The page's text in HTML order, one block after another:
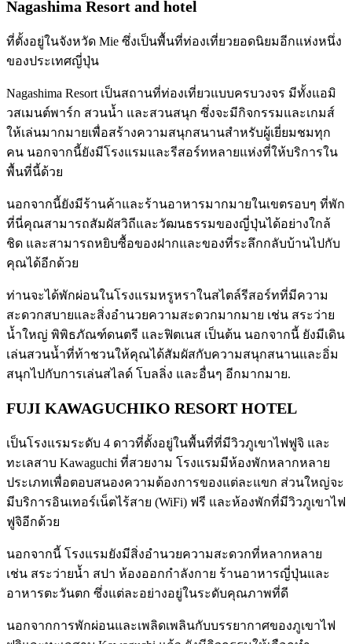
Nagashima Resort and hotel
ที่ตั้งอยู่ในจังหวัด Mie ซึ่งเป็นพื้นที่ท่องเที่ยวยอดนิยมอีกแห่งหนึ่ง
ของประเทศญี่ปุ่น
Nagashima Resort เป็นสถานที่ท่องเที่ยวแบบครบวงจร มีทั้งแอมิ
วสเมนต์พาร์ก สวนน้ำ และสวนสนุก ซึ่งจะมีกิจกรรมและเกมส์
ให้เล่นมากมายเพื่อสร้างความสนุกสนานสำหรับผู้เยี่ยมชมทุก
คน นอกจากนี้ยังมีโรงแรมและรีสอร์ทหลายแห่งที่ให้บริการใน
พื้นที่นี้ด้วย
นอกจากนี้ยังมีร้านค้าและร้านอาหารมากมายในเขตรอบๆ ที่พัก
ที่นี่คุณสามารถสัมผัสวิถีและวัฒนธรรมของญี่ปุ่นได้อย่างใกล้
ชิด และสามารถหยิบซื้อของฝากและของที่ระลึกกลับบ้านไปกับ
คุณได้อีกด้วย
ท่านจะได้พักผ่อนในโรงแรมหรูหราในสไตล์รีสอร์ทที่มีความ
สะดวกสบายและสิ่งอำนวยความสะดวกมากมาย เช่น สระว่าย
น้ำใหญ่ พิพิธภัณฑ์ดนตรี และฟิตเนส เป็นต้น นอกจากนี้ ยังมีเดิน
เล่นสวนน้ำที่ท้าชวนให้คุณได้สัมผัสกับความสนุกสนานและอิ่ม
สนุกไปกับการเล่นสไลด์ โบลลิ่ง และอื่นๆ อีกมากมาย.
FUJI KAWAGUCHIKO RESORT HOTEL
เป็นโรงแรมระดับ 4 ดาวที่ตั้งอยู่ในพื้นที่ที่มีวิวภูเขาไฟฟูจิ และ
ทะเลสาบ Kawaguchi ที่สวยงาม โรงแรมมีห้องพักหลากหลาย
ประเภทเพื่อตอบสนองความต้องการของแต่ละแขก ส่วนใหญ่จะ
มีบริการอินเทอร์เน็ตไร้สาย (WiFi) ฟรี และห้องพักที่มีวิวภูเขาไฟ
ฟูจิอีกด้วย
นอกจากนี้ โรงแรมยังมีสิ่งอำนวยความสะดวกที่หลากหลาย
เช่น สระว่ายน้ำ สปา ห้องออกกำลังกาย ร้านอาหารญี่ปุ่นและ
อาหารตะวันตก ซึ่งแต่ละอย่างอยู่ในระดับคุณภาพที่ดี
นอกจากการพักผ่อนและเพลิดเพลินกับบรรยากาศของภูเขาไฟ